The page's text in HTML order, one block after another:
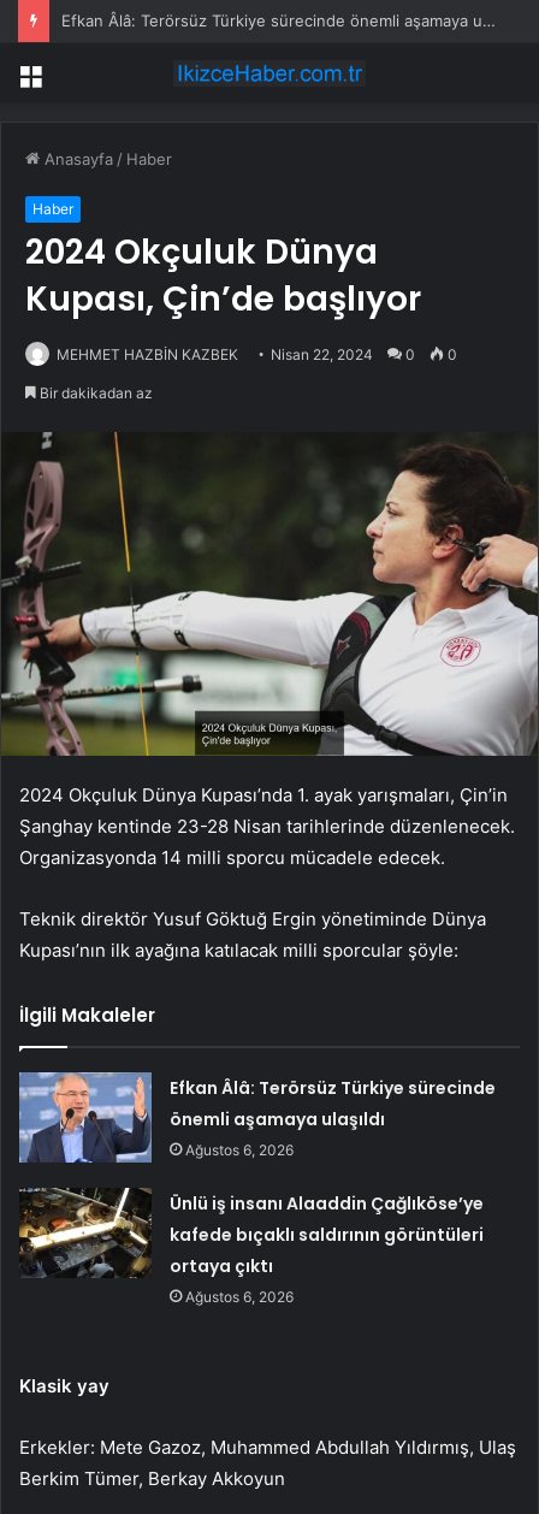
Efkan Âlâ: Terörsüz Türkiye sürecinde önemli aşamaya ulaşıldı
Menü
Anasayfa / Haber
Haber
2024 Okçuluk Dünya
Kupası, Çin’de başlıyor
MEHMET HAZBİN KAZBEK Nisan 22, 2024 0 0
Bir dakikadan az
2024 Okçuluk Dünya Kupası’nda 1. ayak yarışmaları, Çin’in
Şanghay kentinde 23-28 Nisan tarihlerinde düzenlenecek.
Organizasyonda 14 milli sporcu mücadele edecek.
Teknik direktör Yusuf Göktuğ Ergin yönetiminde Dünya
Kupası’nın ilk ayağına katılacak milli sporcular şöyle:
İlgili Makaleler
Efkan Âlâ: Terörsüz Türkiye sürecinde
önemli aşamaya ulaşıldı
Ağustos 6, 2026
Ünlü iş insanı Alaaddin Çağlıköse’ye
kafede bıçaklı saldırının görüntüleri
ortaya çıktı
Ağustos 6, 2026
Klasik yay
Erkekler: Mete Gazoz, Muhammed Abdullah Yıldırmış, Ulaş
Berkim Tümer, Berkay Akkoyun